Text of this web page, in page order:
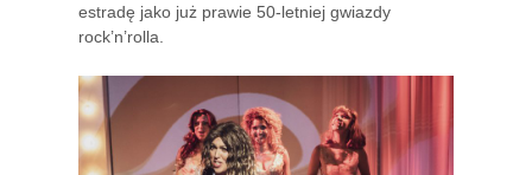
estradę jako już prawie 50-letniej gwiazdy
rock’n’rolla.